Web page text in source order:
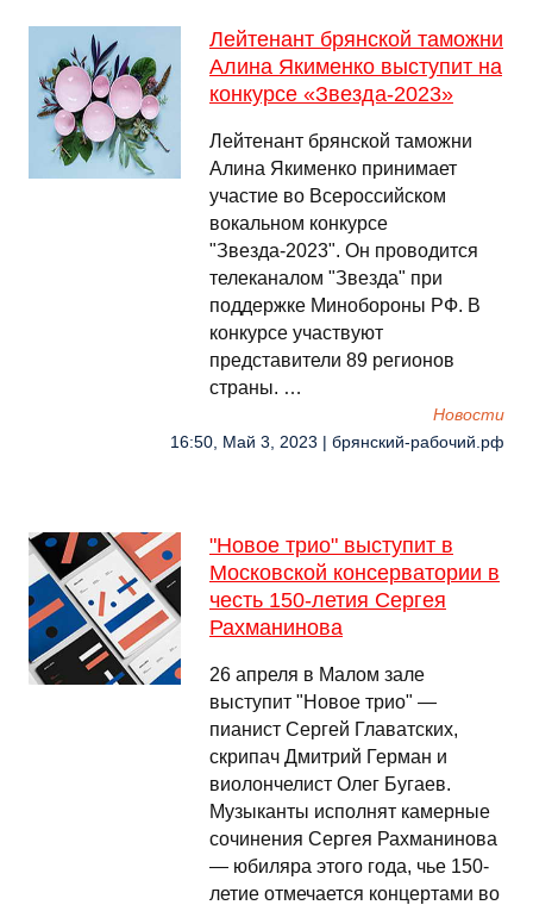
Лейтенант брянской таможни
Алина Якименко выступит на
конкурсе «Звезда-2023»
Лейтенант брянской таможни
Алина Якименко принимает
участие во Всероссийском
вокальном конкурсе
"Звезда-2023". Он проводится
телеканалом "Звезда" при
поддержке Минобороны РФ. В
конкурсе участвуют
представители 89 регионов
страны. …
Новости
16:50, Май 3, 2023 | брянский-рабочий.рф
"Новое трио" выступит в
Московской консерватории в
честь 150-летия Сергея
Рахманинова
26 апреля в Малом зале
выступит "Новое трио" —
пианист Сергей Главатских,
скрипач Дмитрий Герман и
виолончелист Олег Бугаев.
Музыканты исполнят камерные
сочинения Сергея Рахманинова
— юбиляра этого года, чье 150-
летие отмечается концертами во